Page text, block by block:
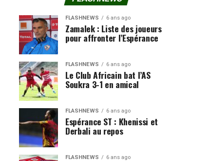
FLASHNEWS 6 ans ago
Zamalek : Liste des joueurs
pour affronter l’Espérance
FLASHNEWS 6 ans ago
Le Club Africain bat l’AS
Soukra 3-1 en amical
FLASHNEWS 6 ans ago
Espérance ST : Khenissi et
Derbali au repos
FLASHNEWS 6 ans ago